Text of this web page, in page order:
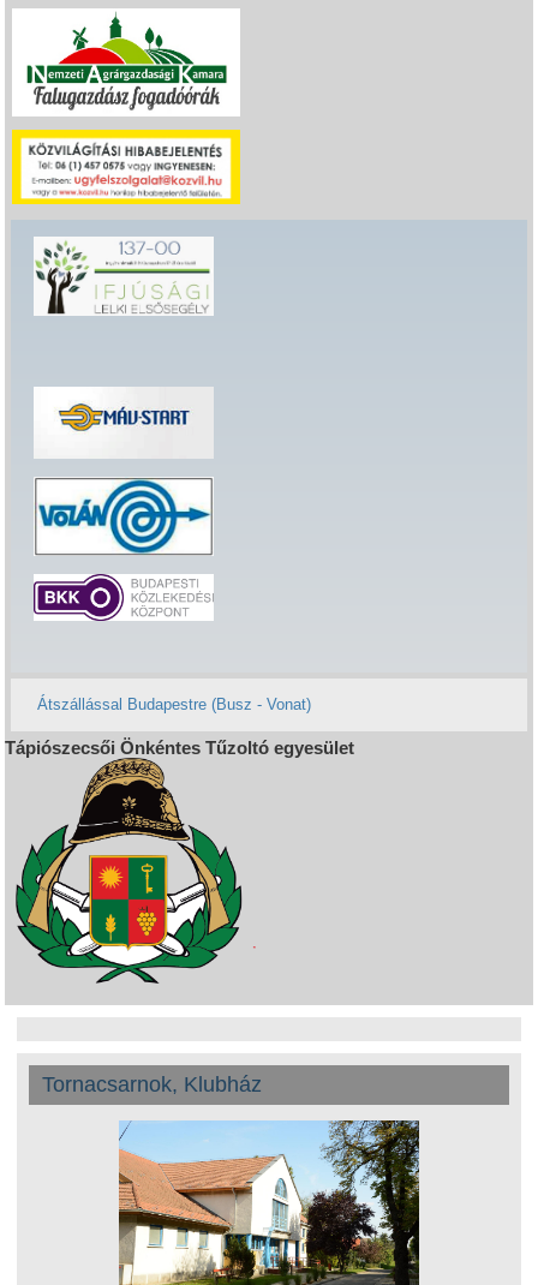
Átszállással Budapestre (Busz - Vonat)
Tápiószecsői Önkéntes Tűzoltó egyesület
Tornacsarnok, Klubház